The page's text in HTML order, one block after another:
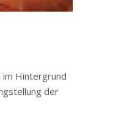
im Hintergrund
der